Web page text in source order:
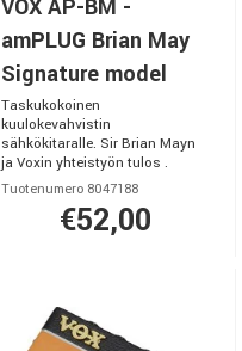
VOX AP-BM -
amPLUG Brian May
Signature model
Taskukokoinen
kuulokevahvistin
sähkökitaralle. Sir Brian Mayn
ja Voxin yhteistyön tulos .
Tuotenumero 8047188
€52,00